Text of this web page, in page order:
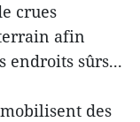
crues
afin
endroits sûrs...
des